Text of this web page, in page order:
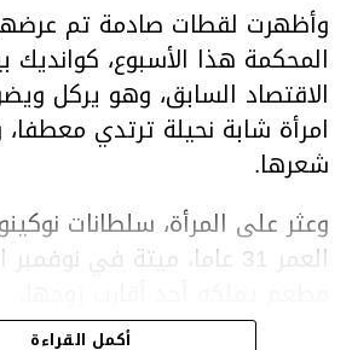
وأظهرت لقطات صادمة تم
المحكمة هذا الأسبوع، كوانديك
الاقتصاد السابق، وهو يركل
امرأة شابة نحيلة ترتدي
شعرها.
وعثر على المرأة، سلطانات
العمر 31 عاما، ميتة في
أكمل القراءة